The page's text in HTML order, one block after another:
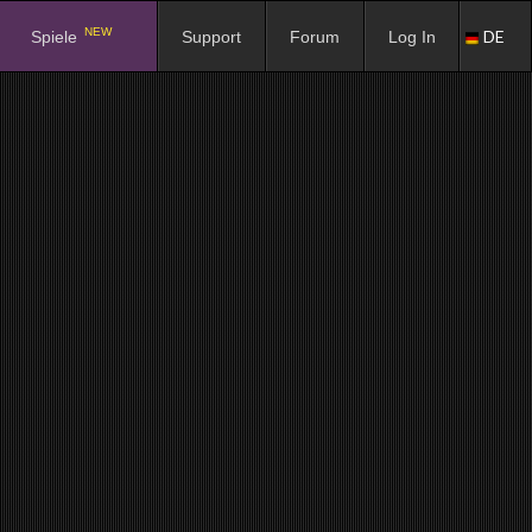
Spiele NEW Support Forum Log In DE